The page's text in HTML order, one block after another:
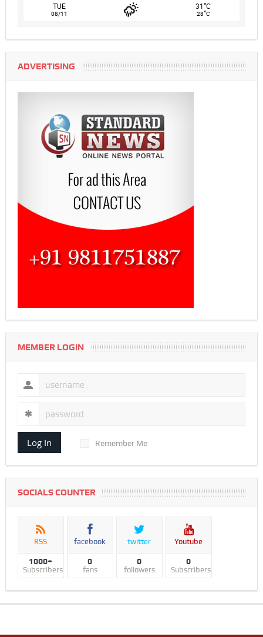
TUE
08/11
31°C
28°C
ADVERTISING
MEMBER LOGIN
Log In Remember Me
SOCIALS COUNTER
RSS
1000+
Subscribers
facebook
0
fans
twitter
0
followers
Youtube
0
Subscribers